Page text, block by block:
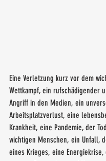
Eine Verletzung kurz vor dem
Wettkampf, ein rufschädigender
Angriff in den Medien, ein
Arbeitsplatzverlust, eine
Krankheit, eine Pandemie, der
wichtigen Menschen, ein Unfall,
eines Krieges, eine